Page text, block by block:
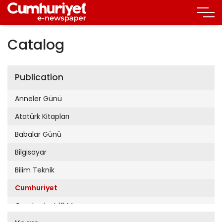
Catalog
Publication
Anneler Günü
Atatürk Kitapları
Babalar Günü
Bilgisayar
Bilim Teknik
Cumhuriyet
Cumhuriyet 19 Mayıs